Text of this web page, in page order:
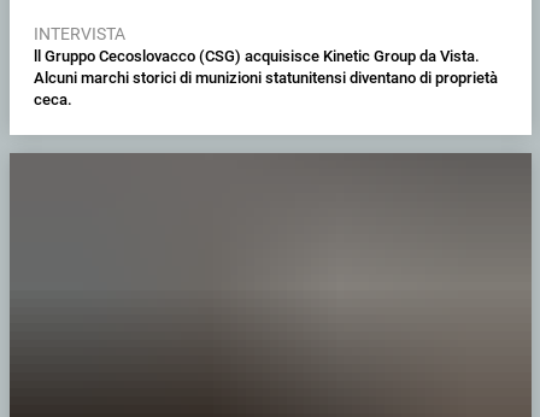
INTERVISTA
ll Gruppo Cecoslovacco (CSG) acquisisce Kinetic Group da Vista.
Alcuni marchi storici di munizioni statunitensi diventano di proprietà
ceca.